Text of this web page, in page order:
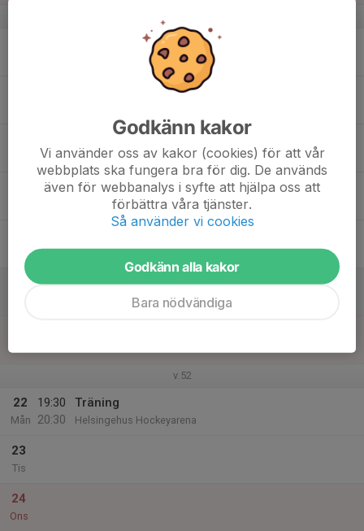
Helsingehus Hockeyarena
20:30
Träning
Helsingehus Hockeyarena
19:30
Träning
Helsingehus Hockeyarena
Sön
v.52
22
Mån
19:30
20:30
Träning
Helsingehus Hockeyarena
23
Tis
24
Ons
Godkänn kakor
Vi använder oss av kakor (cookies) för att vår
webbplats ska fungera bra för dig. De används
även för webbanalys i syfte att hjälpa oss att
förbättra våra tjänster.
Så använder vi cookies
Godkänn alla kakor
Bara nödvändiga